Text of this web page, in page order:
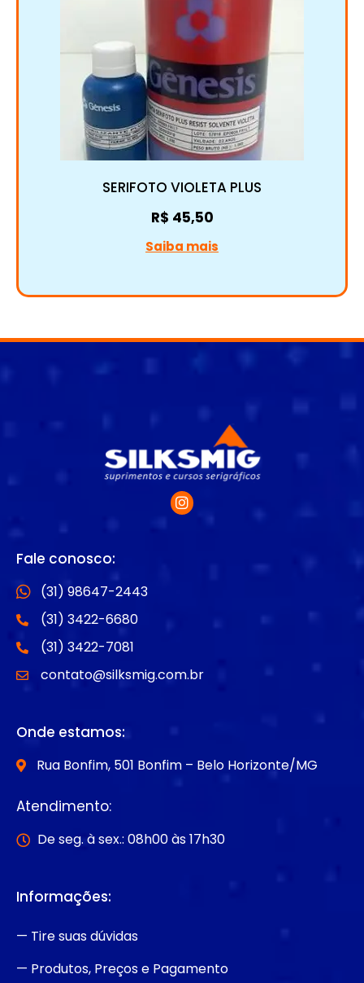
SERIFOTO VIOLETA PLUS
R$ 45,50
Saiba mais
Fale conosco:
(31) 98647-2443
(31) 3422-6680
(31) 3422-7081
contato@silksmig.com.br
Onde estamos:
Rua Bonfim, 501 Bonfim – Belo Horizonte/MG
Atendimento:
De seg. à sex.: 08h00 às 17h30
Informações:
— Tire suas dúvidas
— Produtos, Preços e Pagamento